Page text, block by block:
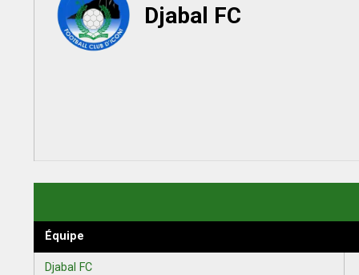
Djabal FC
Équipe
Djabal FC